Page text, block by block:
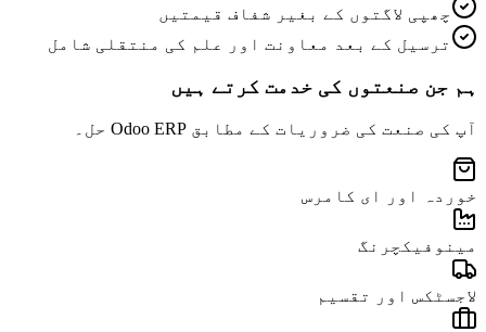
چھپی لاگتوں کے بغیر شفاف قیمتیں
ترسیل کے بعد معاونت اور علم کی منتقلی شامل
ہم جن صنعتوں کی خدمت کرتے ہیں
آپ کی صنعت کی ضروریات کے مطابق Odoo ERP حل۔
خوردہ اور ای کامرس
مینوفیکچرنگ
لاجسٹکس اور تقسیم